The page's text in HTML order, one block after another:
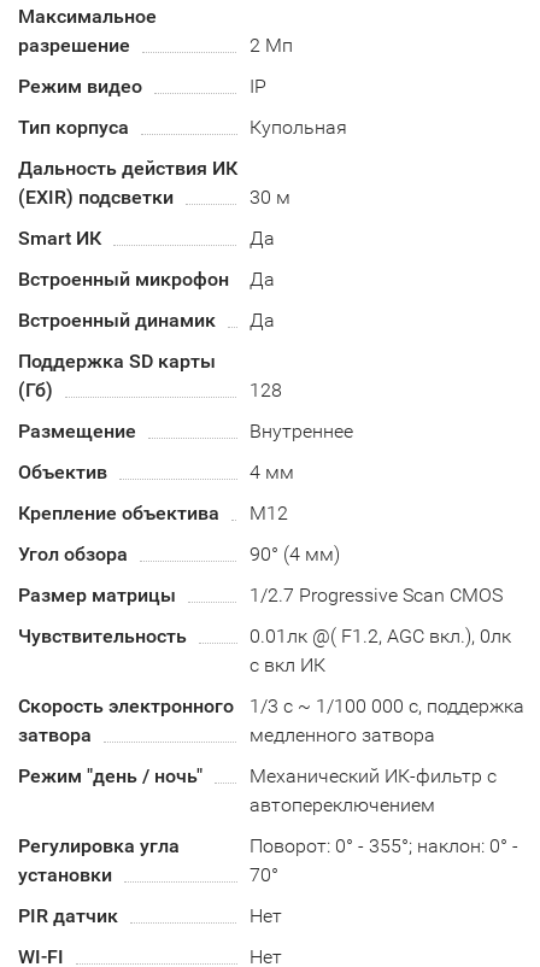
Максимальное
разрешение
2 Мп
Режим видео
IP
Тип корпуса
Купольная
Дальность действия ИК
(EXIR) подсветки
30 м
Smart ИК
Да
Встроенный микрофон
Да
Встроенный динамик
Да
Поддержка SD карты
(Гб)
128
Размещение
Внутреннее
Объектив
4 мм
Крепление объектива
М12
Угол обзора
90° (4 мм)
Размер матрицы
1/2.7 Progressive Scan CMOS
Чувствительность
0.01лк @( F1.2, AGC вкл.), 0лк
с вкл ИК
Скорость электронного
затвора
1/3 с ~ 1/100 000 с, поддержка
медленного затвора
Режим "день / ночь"
Механический ИК-фильтр с
автопереключением
Регулировка угла
установки
Поворот: 0° - 355°; наклон: 0° -
70°
PIR датчик
Нет
WI-FI
Нет